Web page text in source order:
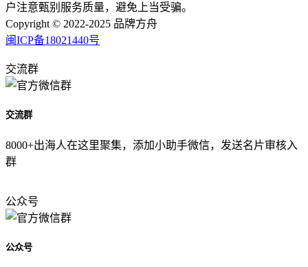
户注意甄别服务质量，避免上当受骗。
Copyright © 2022-2025 品牌方舟
闽ICP备18021440号
交流群
交流群
8000+出海人在这里聚集，添加小助手微信，发送名片审核入
群
公众号
公众号